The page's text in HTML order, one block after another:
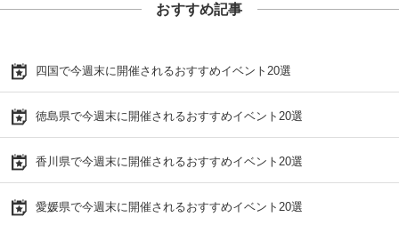
おすすめ記事
四国で今週末に開催されるおすすめイベント20選
徳島県で今週末に開催されるおすすめイベント20選
香川県で今週末に開催されるおすすめイベント20選
愛媛県で今週末に開催されるおすすめイベント20選